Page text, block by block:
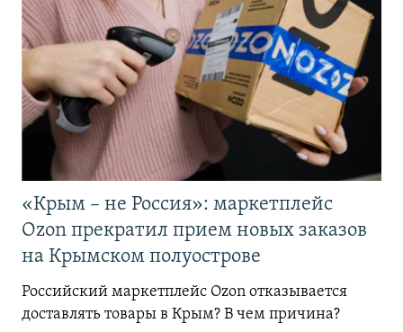
«Крым – не Россия»: маркетплейс
Ozon прекратил прием новых заказов
на Крымском полуострове
Российский маркетплейс Ozon отказывается
доставлять товары в Крым? В чем причина?